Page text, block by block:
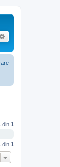
din 1
din 1